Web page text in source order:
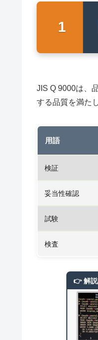
JIS Q 9000は、
する品質を満た
用語
検証
妥当性確認
試験
検査